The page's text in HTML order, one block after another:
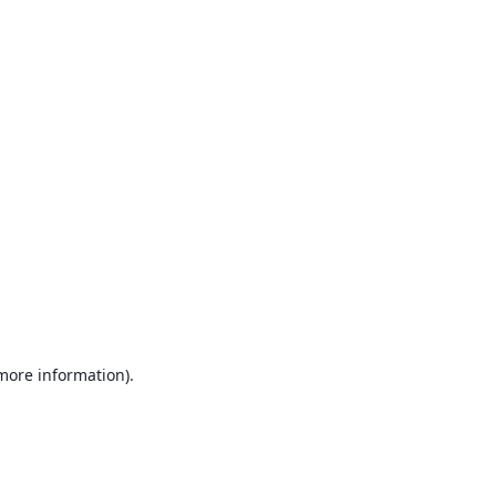
information).